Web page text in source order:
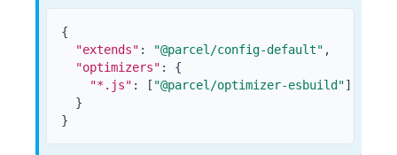
{
"extends" : "@parcel/config-default" ,
"optimizers" :
{
"*.js" : [ "@parcel/optimizer-esbuild"]
}
}